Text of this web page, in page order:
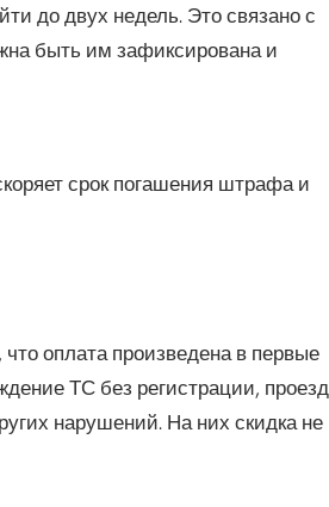
до двух недель. Это связано с
быть им зафиксирована и
срок погашения штрафа и
оплата произведена в первые
ТС без регистрации, проезд
нарушений. На них скидка не